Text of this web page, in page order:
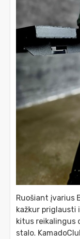
Ruošiant įvarius
kažkur priglausti
kitus reikalingus
stalo.